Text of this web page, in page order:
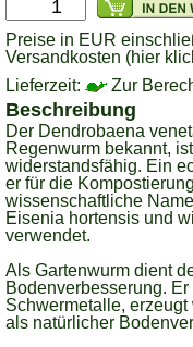
Preise in EUR
Versandkosten (hier
Lieferzeit:
Zur
Beschreibung
Der Dendrobaena
Regenwurm bekannt,
widerstandsfähig. Ein
er für die
wissenschaftliche
Eisenia hortensis und
verwendet.
Als Gartenwurm dient
Bodenverbesserung.
Schwermetalle,
als natürlicher